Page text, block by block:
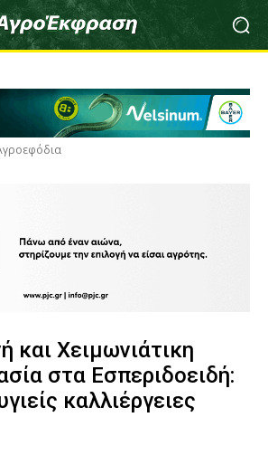
και Χειμωνιάτικη
στα Εσπεριδοειδή:
καλλιέργειες